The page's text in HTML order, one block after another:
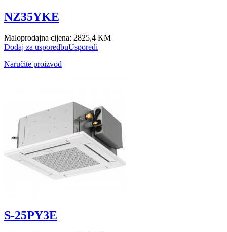
NZ35YKE
Maloprodajna cijena: 2825,4 KM
Dodaj za usporedbuUsporedi
Naručite proizvod
S-25PY3E